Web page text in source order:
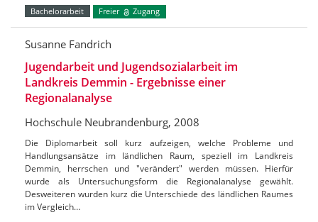
Bachelorarbeit Freier Zugang
Susanne Fandrich
Jugendarbeit und Jugendsozialarbeit im
Landkreis Demmin - Ergebnisse einer
Regionalanalyse
Hochschule Neubrandenburg, 2008
Die Diplomarbeit soll kurz aufzeigen, welche Probleme und
Handlungsansätze im ländlichen Raum, speziell im Landkreis
Demmin, herrschen und "verändert" werden müssen. Hierfür
wurde als Untersuchungsform die Regionalanalyse gewählt.
Desweiteren wurden kurz die Unterschiede des ländlichen Raumes
im Vergleich…